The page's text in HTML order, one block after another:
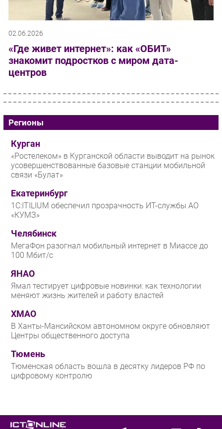
02.06.2026
«Где живет интернет»: как «ОБИТ»
знакомит подростков с миром дата-
центров
Регионы
Курган
«Ростелеком» в Курганской области выводит на рынок
усовершенствованные базовые станции мобильной
связи «Булат»
Екатеринбург
1С:ITILIUM обеспечил прозрачность ИТ-службы АО
«КУМЗ»
Челябинск
МегаФон разогнал мобильный интернет в Миассе до
100 Мбит/с
ЯНАО
Ямал тестирует цифровые новинки: как технологии
меняют жизнь жителей и работу властей
ХМАО
В Ханты-Мансийском автономном округе обновляют
Центры общественного доступа
Тюмень
Тюменская область вошла в десятку лидеров РФ по
цифровому контролю